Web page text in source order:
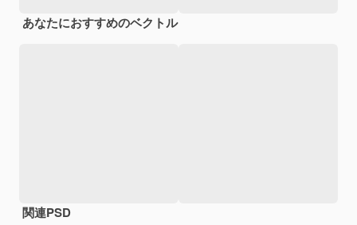
あなたにおすすめのベクトル
関連PSD